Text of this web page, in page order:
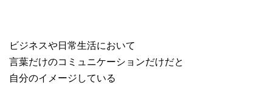
ビジネスや日常生活において
言葉だけのコミュニケーションだけだと
自分のイメージしている